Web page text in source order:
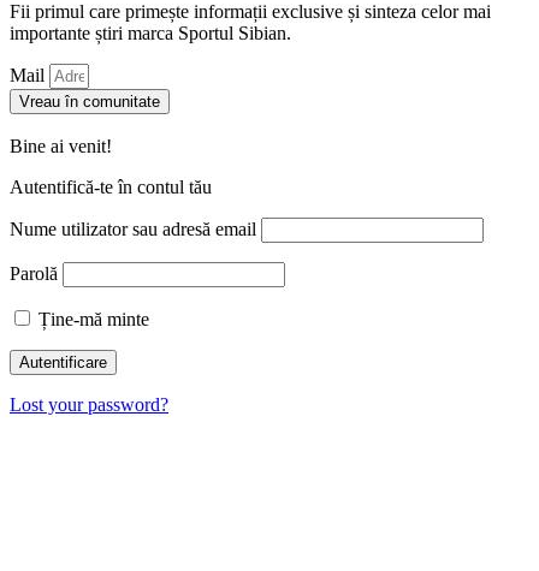
Fii primul care primește informații exclusive și sinteza celor mai
importante știri marca Sportul Sibian.
Mail
Vreau în comunitate
Bine ai venit!
Autentifică-te în contul tău
Nume utilizator sau adresă email
Parolă
Ține-mă minte
Lost your password?